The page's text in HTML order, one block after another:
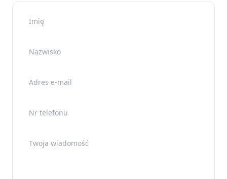
Nazwisko
Adres e-mail
Nr telefonu
Twoja wiadomość